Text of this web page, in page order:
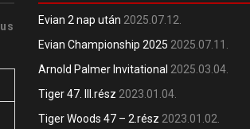
Evian 2 nap után 2025.07.12.
Evian Championship 2025 2025.07.11.
Arnold Palmer Invitational 2025.03.04.
Tiger 47. III.rész 2023.01.04.
Tiger Woods 47 – 2.rész 2023.01.02.